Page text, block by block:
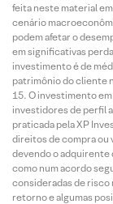
feita neste material
cenário
podem afetar o
em significativas
investimento é de
patrimônio do cliente
O investimento
investidores de perfil
praticada pela XP
direitos de compra ou
devendo o adquirente
como num acordo
consideradas de
retorno e algumas